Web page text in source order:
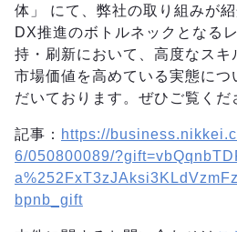
体」 にて、弊社の取り組みが紹
DX推進のボトルネックとなる
持・刷新において、高度なス
市場価値を高めている実態につ
だいております。ぜひご覧くだ
記事： https://
6/050800089/
bpnb_gift